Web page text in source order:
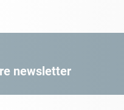
newsletter